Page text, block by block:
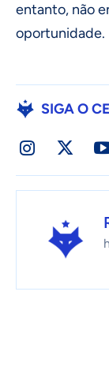
entanto, não
oportunidade.
SIGA O